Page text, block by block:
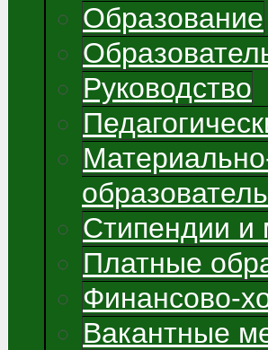
Образование
Руководство
Стипендии и
Платные
Финансово-
Вакантные